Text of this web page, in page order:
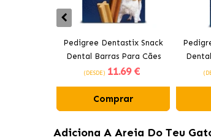
Pedigree Dentastix Snack
Dental Barras Para Cães
Médios 10-25 kg
(DESDE) 11.69 €
Comprar
Adiciona A Areia Do Teu